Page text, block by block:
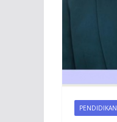
PENDIDIKAN